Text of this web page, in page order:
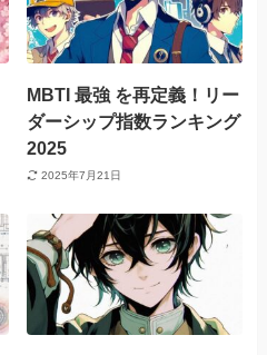
MBTI 最強 を再定義！リー
ダーシップ指数ランキング
2025
2025年7月21日